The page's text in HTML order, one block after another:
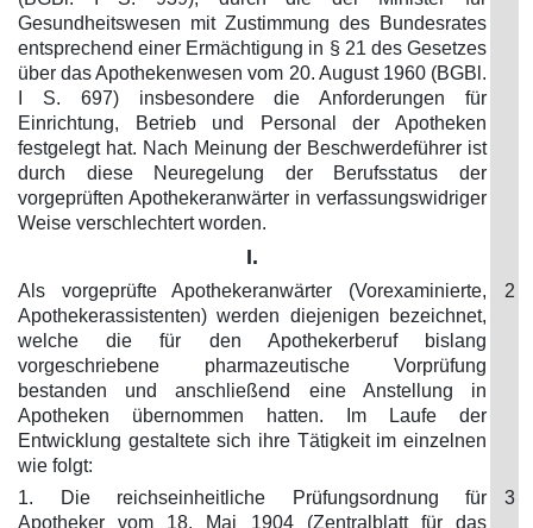
Gesundheitswesen mit Zustimmung des Bundesrates
entsprechend einer Ermächtigung in § 21 des Gesetzes
über das Apothekenwesen vom 20. August 1960 (BGBl.
I S. 697) insbesondere die Anforderungen für
Einrichtung, Betrieb und Personal der Apotheken
festgelegt hat. Nach Meinung der Beschwerdeführer ist
durch diese Neuregelung der Berufsstatus der
vorgeprüften Apothekeranwärter in verfassungswidriger
Weise verschlechtert worden.
I.
Als vorgeprüfte Apothekeranwärter (Vorexaminierte,
Apothekerassistenten) werden diejenigen bezeichnet,
welche die für den Apothekerberuf bislang
vorgeschriebene pharmazeutische Vorprüfung
bestanden und anschließend eine Anstellung in
Apotheken übernommen hatten. Im Laufe der
Entwicklung gestaltete sich ihre Tätigkeit im einzelnen
wie folgt:
2
1. Die reichseinheitliche Prüfungsordnung für
Apotheker vom 18. Mai 1904 (Zentralblatt für das
3